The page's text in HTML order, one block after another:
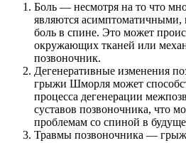
Боль — несмотря на то что
являются асимптоматичными,
боль в спине. Это может
окружающих тканей или
позвоночник.
Дегенеративные изменения
грыжи Шморля может
процесса дегенерации
суставов позвоночника, что
проблемам со спиной в
Травмы позвоночника —